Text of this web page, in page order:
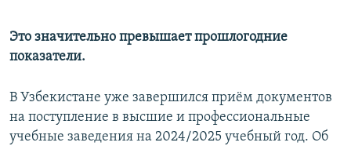
Это значительно превышает прошлогодние
показатели.
В Узбекистане уже завершился приём документов
на поступление в высшие и профессиональные
учебные заведения на 2024/2025 учебный год. Об